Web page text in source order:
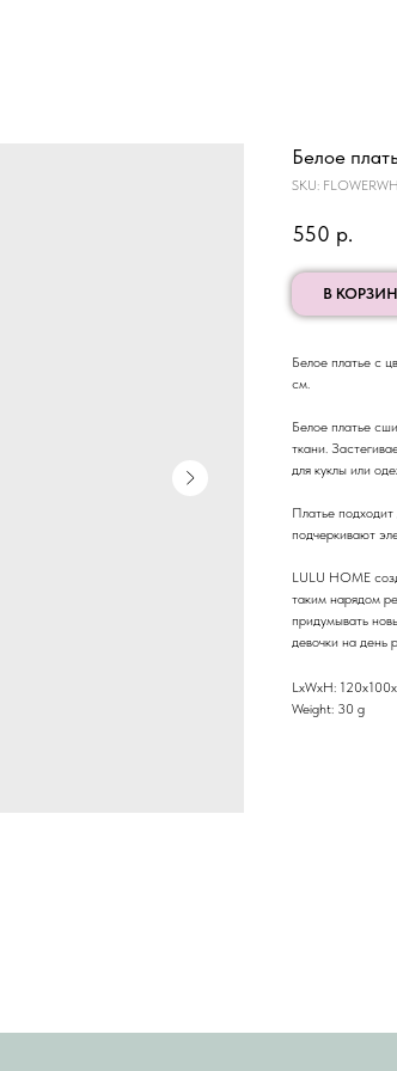
Белое
SKU:
550 р.
В
Белое платье с
см.
Белое платье
ткани.
для куклы или
Платье
подчеркивают
LULU HOME
таким нарядом
придумывать
девочки на день
LxWxH:
Weight: 30 g